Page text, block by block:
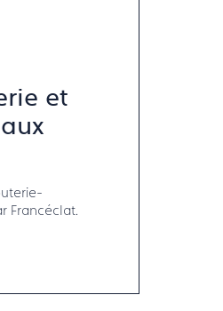
et
Etats-Unis a été mise à jour par Francéclat.